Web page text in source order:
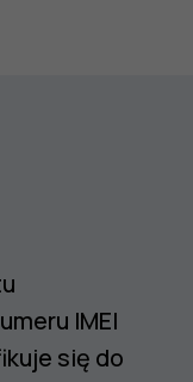
IMEI
się do